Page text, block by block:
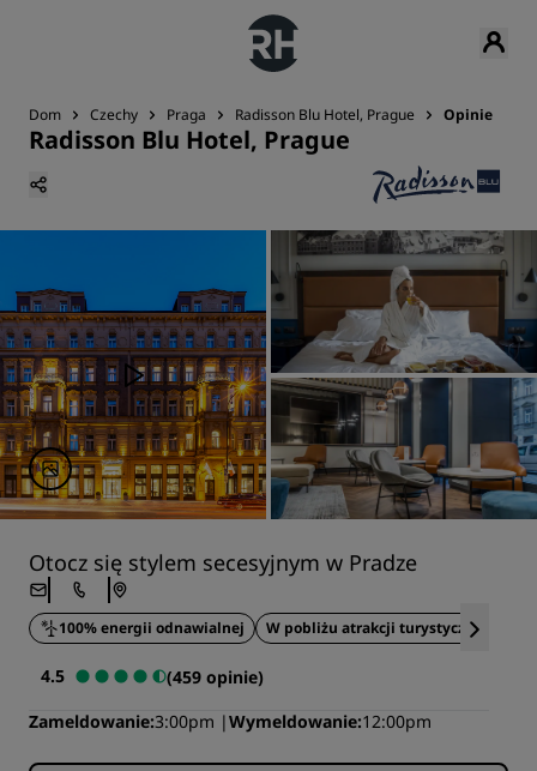
Dom Czechy Praga Radisson Blu Hotel, Prague Opinie
Radisson Blu Hotel, Prague
Otocz się stylem secesyjnym w Pradze
100% energii odnawialnej W pobliżu atrakcji turystycznych
4.5
(459 opinie)
Zameldowanie 3:00pm Wymeldowanie 12:00pm